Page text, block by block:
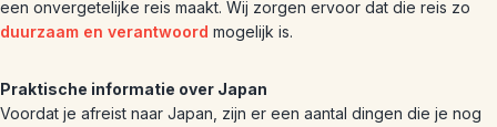
een onvergetelijke reis maakt. Wij zorgen ervoor dat die reis zo
duurzaam en verantwoord mogelijk is.
Praktische informatie over Japan
Voordat je afreist naar Japan, zijn er een aantal dingen die je nog